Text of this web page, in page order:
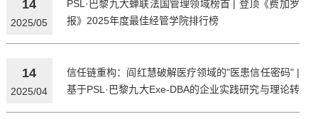
14
2025/05
PSL·巴黎九大蝉联法国管理领域榜首 | 登顶《费加罗
报》2025年度最佳经管学院排行榜
14
2025/04
信任链重构：阎红慧破解医疗领域的"医患信任密码" |
基于PSL·巴黎九大Exe-DBA的企业实践研究与理论转